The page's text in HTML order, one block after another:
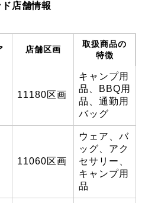
店舗情報
店舗区画
取扱商品の
特徴
11180区画
キャンプ用
品、BBQ用
品、通勤用
バッグ
11060区画
ウェア、バ
ッグ、アク
セサリー、
キャンプ用
品